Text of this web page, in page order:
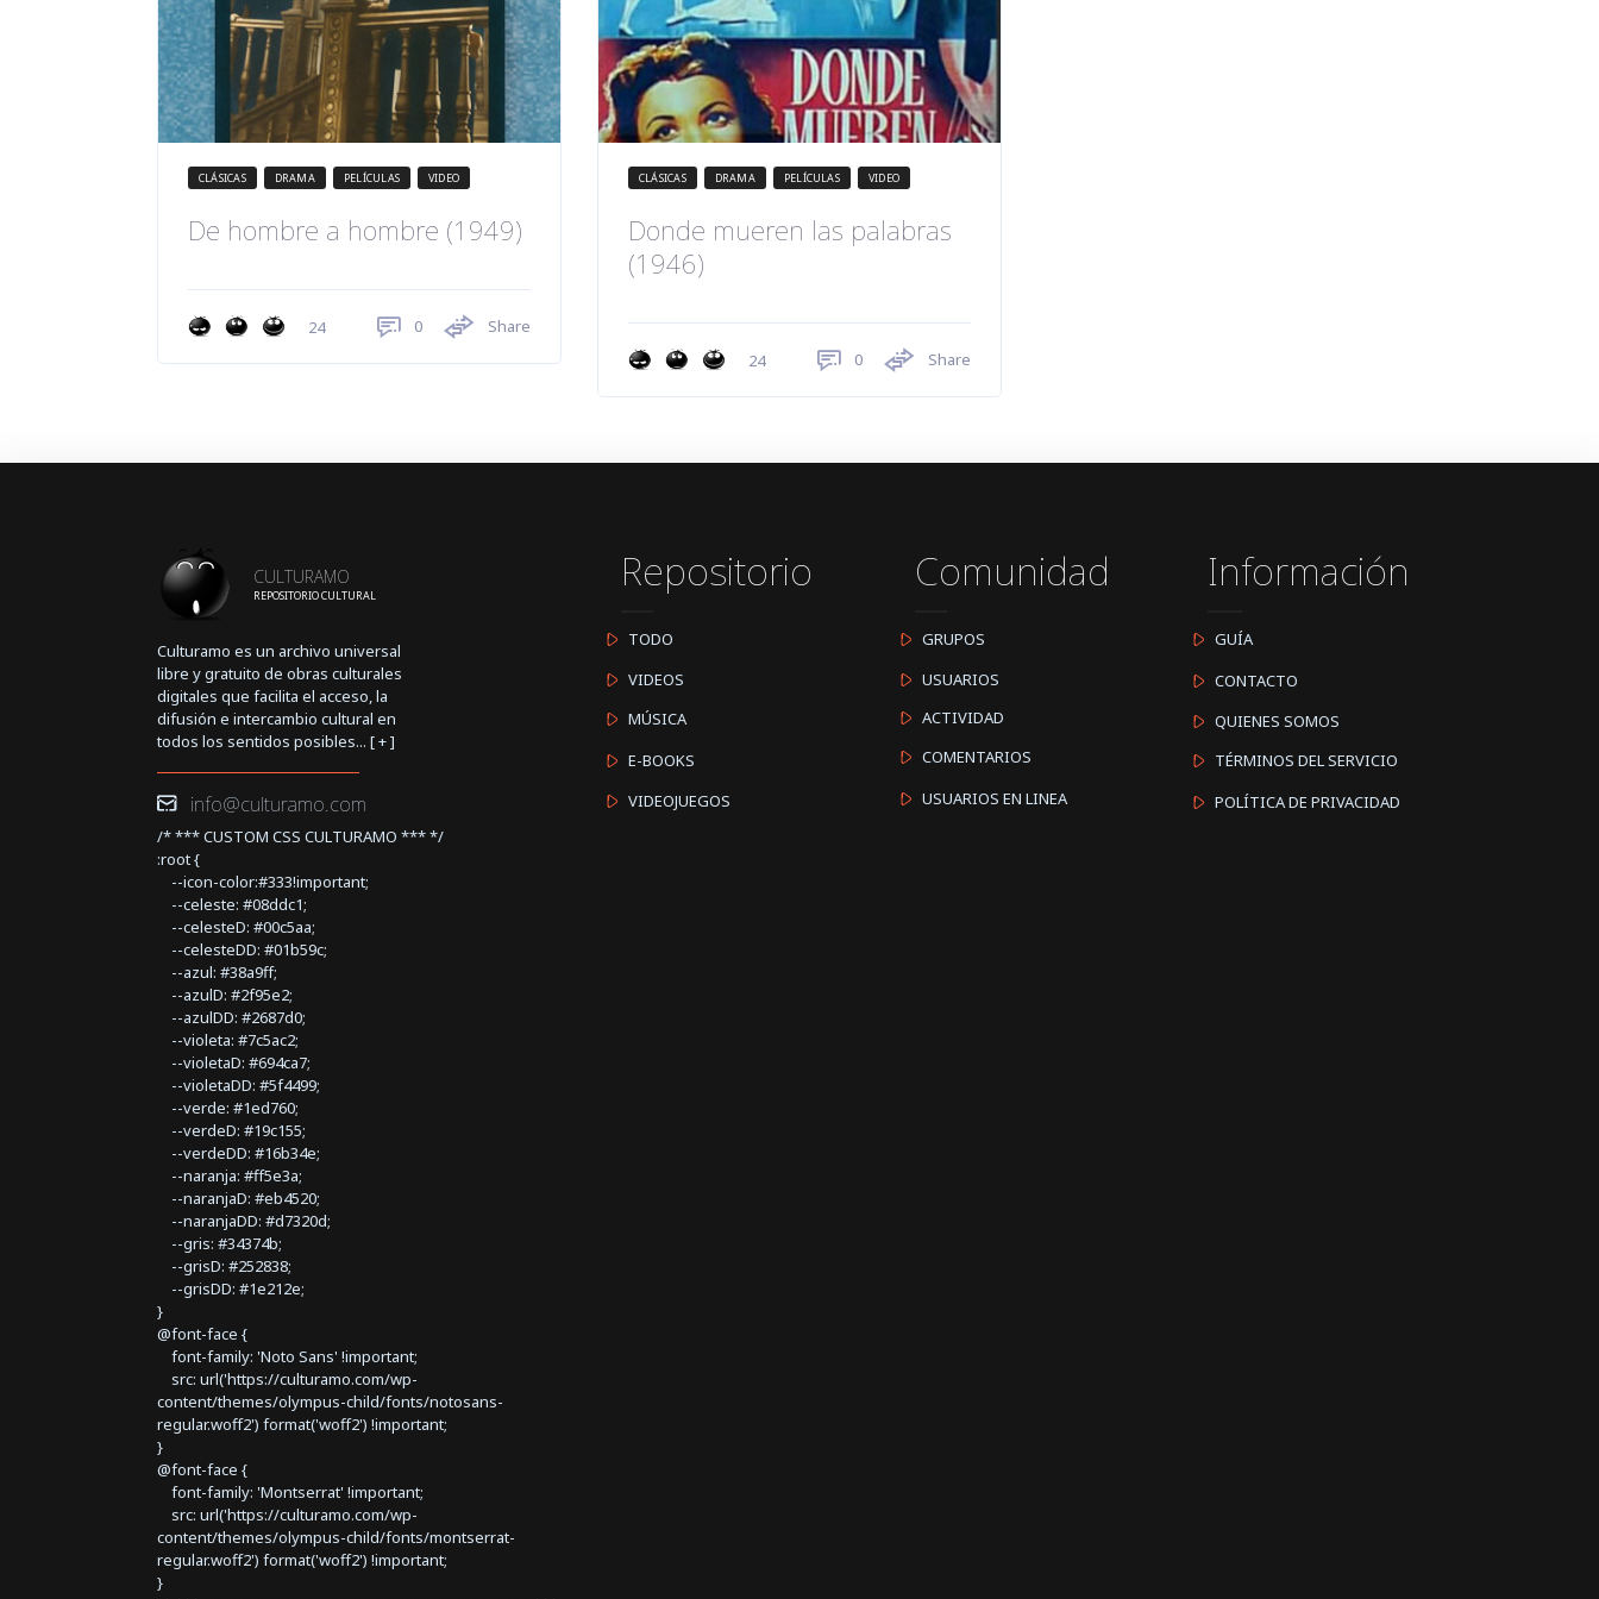
CLÁSICAS DRAMA PELÍCULAS VIDEO
De hombre a hombre (1949)
24 0 Share
CLÁSICAS DRAMA PELÍCULAS VIDEO
Donde mueren las palabras
(1946)
24 0 Share
CULTURAMO
REPOSITORIO CULTURAL
Culturamo es un archivo universal
libre y gratuito de obras culturales
digitales que facilita el acceso, la
difusión e intercambio cultural en
todos los sentidos posibles... [+]
info@culturamo.com
/* *** CUSTOM CSS CULTURAMO *** */
:root {
--icon-color:#333!important;
--celeste: #08ddc1;
--celesteD: #00c5aa;
--celesteDD: #01b59c;
--azul: #38a9ff;
--azulD: #2f95e2;
--azulDD: #2687d0;
--violeta: #7c5ac2;
--violetaD: #694ca7;
--violetaDD: #5f4499;
--verde: #1ed760;
--verdeD: #19c155;
--verdeDD: #16b34e;
--naranja: #ff5e3a;
--naranjaD: #eb4520;
--naranjaDD: #d7320d;
--gris: #34374b;
--grisD: #252838;
--grisDD: #1e212e;
}
@font-face {
font-family: 'Noto Sans' !important;
src: url('https://culturamo.com/wp-
content/themes/olympus-child/fonts/notosans-
regular.woff2') format('woff2') !important;
}
@font-face {
font-family: 'Montserrat' !important;
src: url('https://culturamo.com/wp-
content/themes/olympus-child/fonts/montserrat-
regular.woff2') format('woff2') !important;
}
Repositorio
TODO
VIDEOS
MÚSICA
E-BOOKS
VIDEOJUEGOS
Comunidad
GRUPOS
USUARIOS
ACTIVIDAD
COMENTARIOS
USUARIOS EN LINEA
Información
GUÍA
CONTACTO
QUIENES SOMOS
TÉRMINOS DEL SERVICIO
POLÍTICA DE PRIVACIDAD